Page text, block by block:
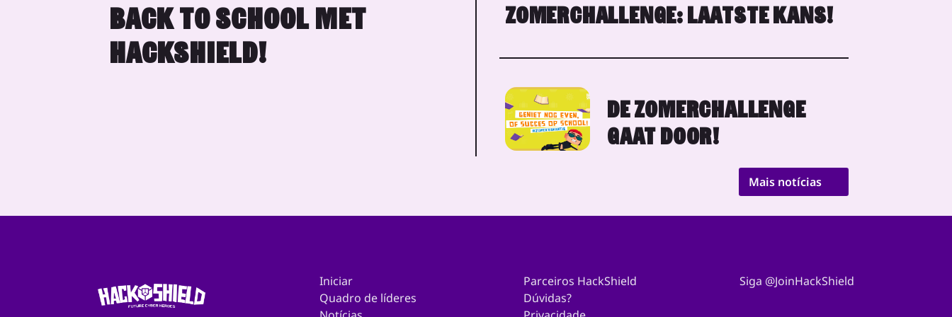
BACK TO SCHOOL MET
HACKSHIELD!
ZOMERCHALLENGE: LAATSTE KANS!
DE ZOMERCHALLENGE
GAAT DOOR!
Mais notícias
Iniciar
Quadro de líderes
Parceiros HackShield
Dúvidas?
Siga @JoinHackShield